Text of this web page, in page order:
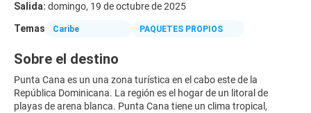
Salida: domingo, 19 de octubre de 2025
Temas
Caribe PAQUETES PROPIOS
Sobre el destino
Punta Cana es un una zona turística en el cabo este de la
República Dominicana. La región es el hogar de un litoral de
playas de arena blanca. Punta Cana tiene un clima tropical,